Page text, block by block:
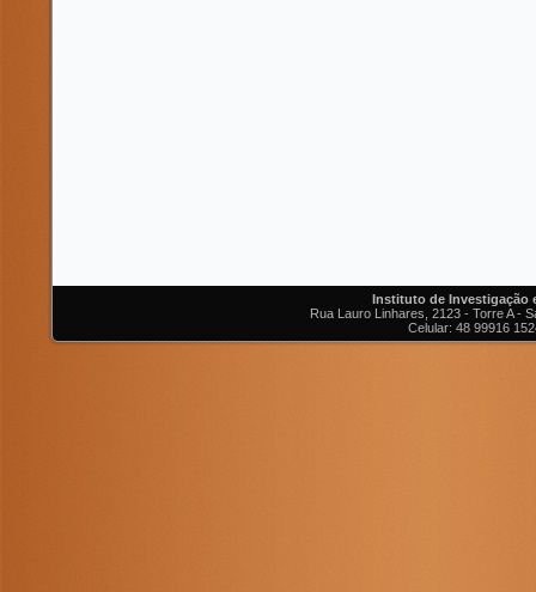
Instituto de Investigação
Rua Lauro Linhares, 2123 - Torre A -
Celular: 48 99916